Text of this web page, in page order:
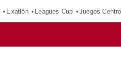
Exatlón Leagues Cup Juegos